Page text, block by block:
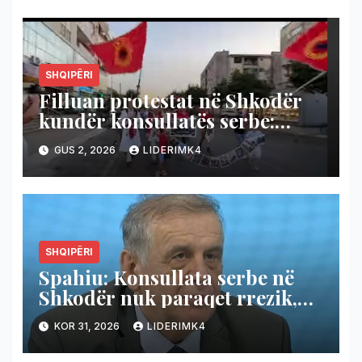
SHQIPËRI
Filluan protestat në Shkodër
kundër konsullatës serbe:
Ende i kemi të freskëta plagët
(Video)
GUS 2, 2026 LIDERIMK4
SHQIPËRI
Spahiu: Konsullata serbe në
Shkodër nuk paraqet rrezik,
Shqipëria të hapë konsullatë
edhe në Novi Pazar!
KOR 31, 2026 LIDERIMK4